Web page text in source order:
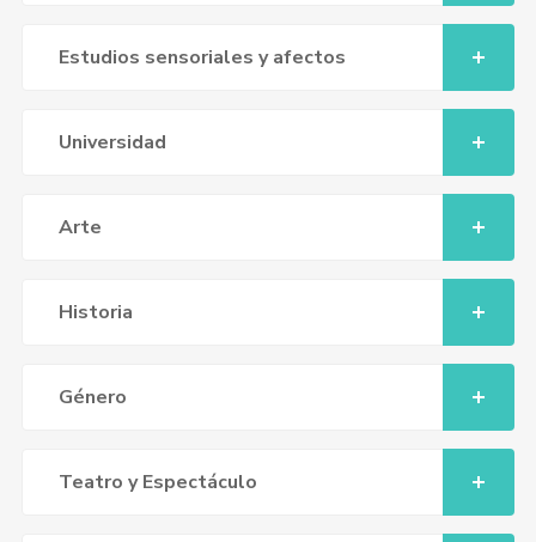
Estudios sensoriales y afectos
Universidad
Arte
Historia
Género
Teatro y Espectáculo